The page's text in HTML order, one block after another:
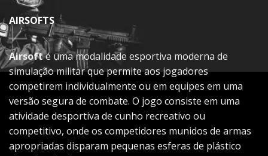
AIRSOFTS
Airsofté uma modalidade esportiva moderna de
simulação militar que permite aos jogadores
competirem individualmente ou em equipes em uma
versão segura de combate. O jogo consiste em uma
atividade desportiva de cunho recreativo ou
competitivo, onde os competidores munidos de armas
apropriadas disparam pequenas esferas de plástico